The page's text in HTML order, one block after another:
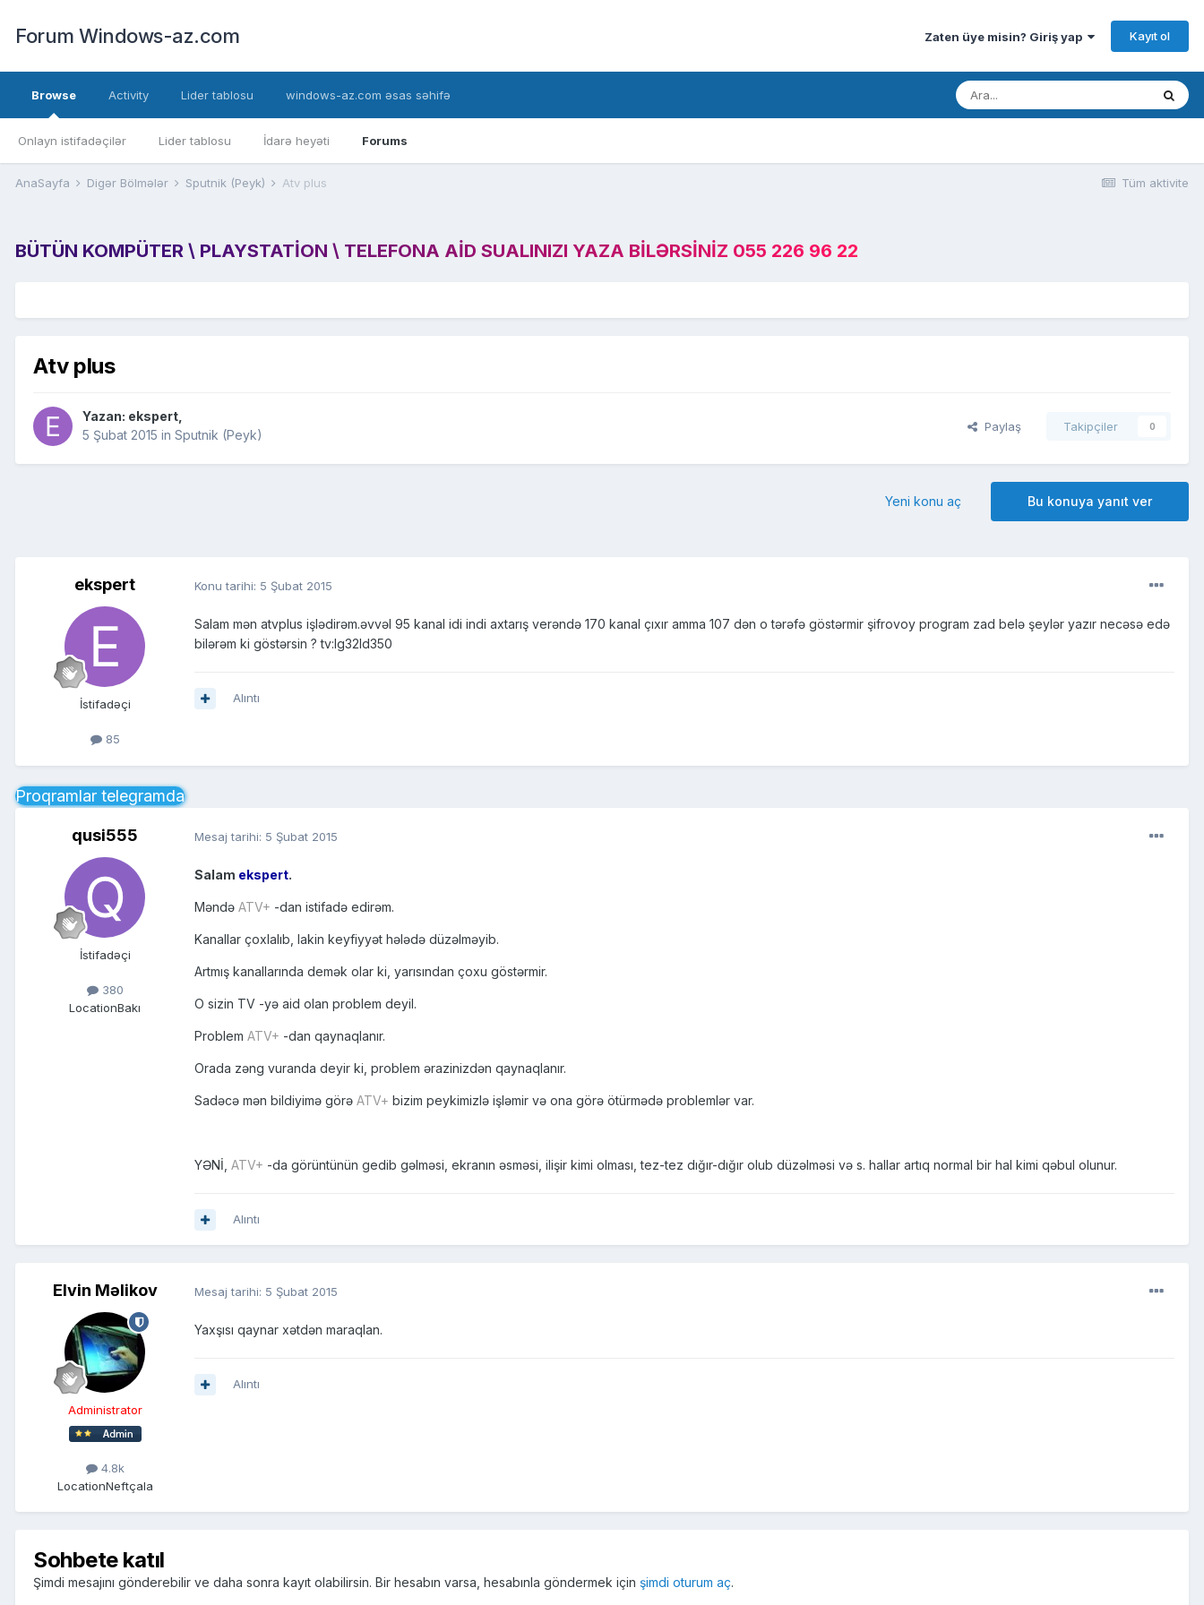
Forum Windows-az.com Zaten üye misin? Giriş yap Kayıt ol
Browse
Onlayn istifadəçilər Lider tablosu İdarə heyəti Forums
Activity Lider tablosu windows-az.com əsas səhifə
Tüm aktivite
AnaSayfa Digər Bölmələr Sputnik (Peyk) Atv plus
BÜTÜN KOMPÜTER \ PLAYSTATION \ TELEFONA AID SUALINIZI YAZA BILƏRSINIZ 055 226 96 22
Atv plus
Yazan: ekspert
5 Şubat 2015 in Sputnik (Peyk)
Paylaş Takipçiler 0
Bu konuya yanıt ver
Yeni konu aç
ekspert
İstifadəçi
85
Konu tarihi: 5 Şubat 2015
Salam mən atvplus işlədirəm.əvvəl 95 kanal idi indi axtarış verəndə 170 kanal çıxır amma 107 dən o tərəfə göstərmir şifrovoy program zad belə şeylər yazır necəsə edə
bilərəm ki göstərsin ? tv:lg32ld350
Alıntı
Proqramlar telegramda
qusi555
İstifadəçi
380
LocationBakı
Mesaj tarihi: 5 Şubat 2015
Salam ekspert.
Məndə ATV+ -dan istifadə edirəm.
Kanallar çoxlalıb, lakin keyfiyyət hələdə düzəlməyib.
Artmış kanallarında demək olar ki, yarısından çoxu göstərmir.
O sizin TV -yə aid olan problem deyil.
Problem ATV+ -dan qaynaqlanır.
Orada zəng vuranda deyir ki, problem ərazinizdən qaynaqlanır.
Sadəcə mən bildiyimə görə ATV+ bizim peykimizlə işləmir və ona görə ötürmədə problemlər var.
YƏNİ, ATV+ -da görüntünün gedib gəlməsi, ekranın əsməsi, ilişir kimi olması, tez-tez dığır-dığır olub düzəlməsi və s. hallar artıq normal bir hal kimi qəbul olunur.
Alıntı
Elvin Məlikov
Administrator
4.8k
LocationNeftçala
Mesaj tarihi: 5 Şubat 2015
Yaxşısı qaynar xətdən maraqlan.
Alıntı
Sohbete katıl
Şimdi mesajını gönderebilir ve daha sonra kayıt olabilirsin. Bir hesabın varsa, hesabınla göndermek için şimdi oturum aç.